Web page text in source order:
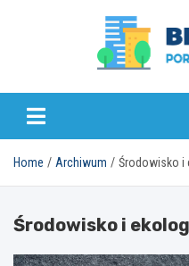
Home Archiwum Środowisko i
Środowisko i